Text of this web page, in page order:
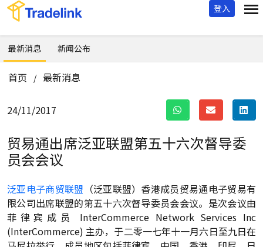
登入
最新消息 新闻公布
首页 / 最新消息
24/11/2017
贸易通出席泛亚联盟第五十六次督导委
员会会议
泛亚电子商贸联盟 （泛亚联盟）香港成员贸易通电子贸易有
限公司出席联盟的第五十六次督导委员会会议。是次会议由
菲律宾成员 InterCommerce Network Services Inc
(InterCommerce) 主办，于二零一七年十一月六日至九日在